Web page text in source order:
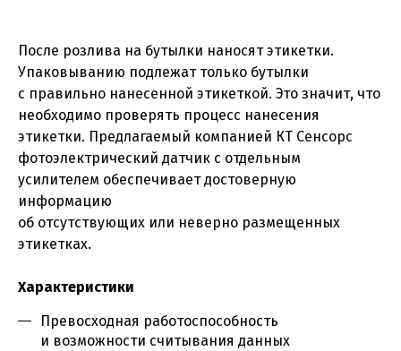
После розлива на бутылки наносят этикетки.
Упаковыванию подлежат только бутылки
с правильно нанесенной этикеткой. Это значит, что
необходимо проверять процесс нанесения
этикетки. Предлагаемый компанией КТ Сенсорс
фотоэлектрический датчик с отдельным
усилителем обеспечивает достоверную
информацию
об отсутствующих или неверно размещенных
этикетках.
Характеристики
Превосходная работоспособность
и возможности считывания данных